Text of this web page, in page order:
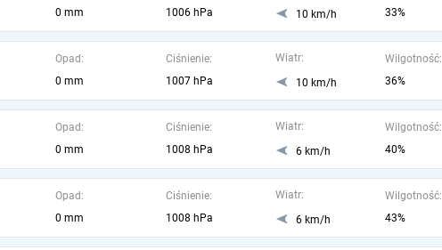
0 mm
1006 hPa
10 km/h
33%
Opad:
0 mm
Ciśnienie:
1007 hPa
Wiatr:
10 km/h
Wilgotność:
36%
Opad:
0 mm
Ciśnienie:
1008 hPa
Wiatr:
6 km/h
Wilgotność:
40%
Opad:
0 mm
Ciśnienie:
1008 hPa
Wiatr:
6 km/h
Wilgotność:
43%